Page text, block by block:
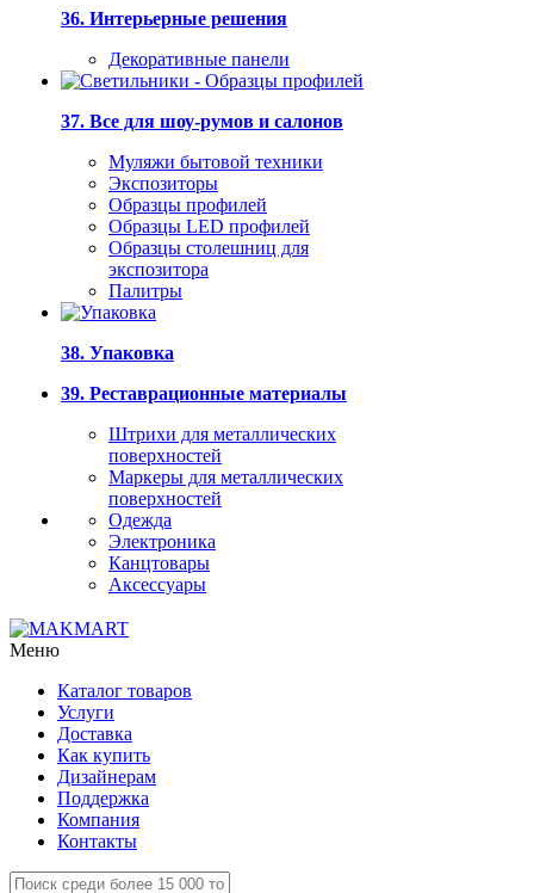
36. Интерьерные решения
Декоративные панели
37. Все для шоу-румов и салонов
Муляжи бытовой техники
Экспозиторы
Образцы профилей
Образцы LED профилей
Образцы столешниц для
экспозитора
Палитры
38. Упаковка
39. Реставрационные материалы
Штрихи для металлических
поверхностей
Маркеры для металлических
поверхностей
Одежда
Электроника
Канцтовары
Аксессуары
Меню
Каталог товаров
Услуги
Доставка
Как купить
Дизайнерам
Поддержка
Компания
Контакты